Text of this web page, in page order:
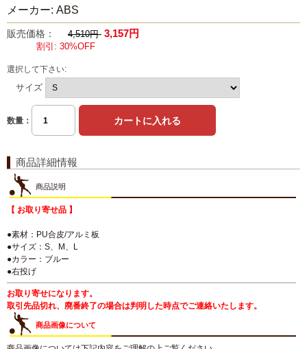
メーカー: ABS
販売価格： 4,510円 3,157円
割引: 30%OFF
選択して下さい:
サイズ
数量：
商品詳細情報
商品説明
【 お取り寄せ品 】
●素材：PU合皮/アルミ板
●サイズ：S、M、L
●カラー：ブルー
●右投げ
お取り寄せになります。
取引先品切れ、廃番終了の場合は判明した時点でご連絡いたします。
商品画像について